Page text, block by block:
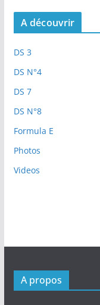
A découvrir
DS 3
DS N°4
DS 7
DS N°8
Formula E
Photos
Videos
A propos